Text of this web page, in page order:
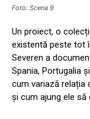
Foto: Scena 9
Un proiect, o
existentă peste tot
Severen a
Spania, Portugalia
cum variază relația
și cum ajung ele să